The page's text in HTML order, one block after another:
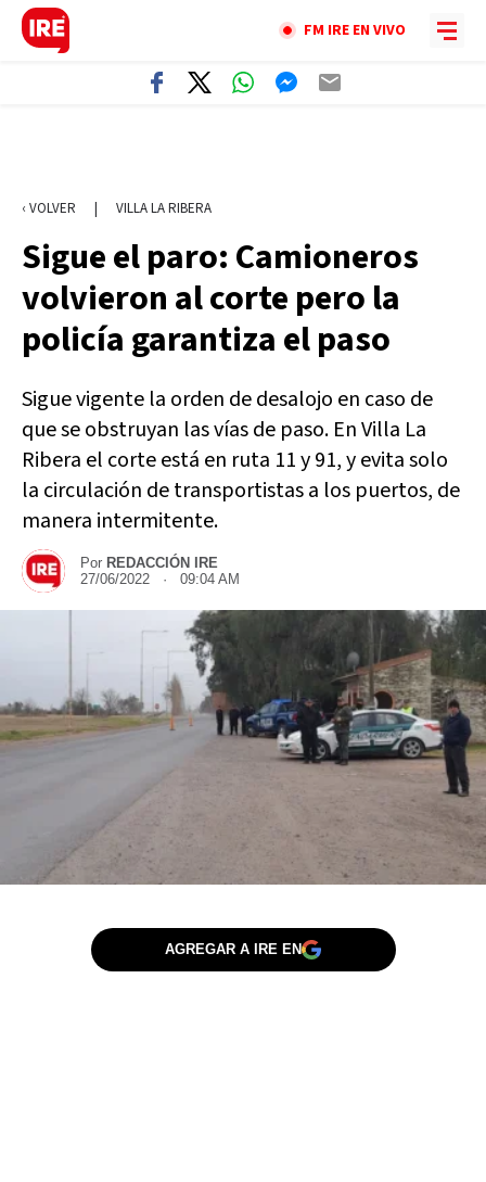
FM IRE EN VIVO
‹ VOLVER | VILLA LA RIBERA
Sigue el paro: Camioneros
volvieron al corte pero la
policía garantiza el paso
Sigue vigente la orden de desalojo en caso de
que se obstruyan las vías de paso. En Villa La
Ribera el corte está en ruta 11 y 91, y evita solo
la circulación de transportistas a los puertos, de
manera intermitente.
Por REDACCIÓN IRE
27/06/2022 · 09:04 AM
AGREGAR A IRE EN